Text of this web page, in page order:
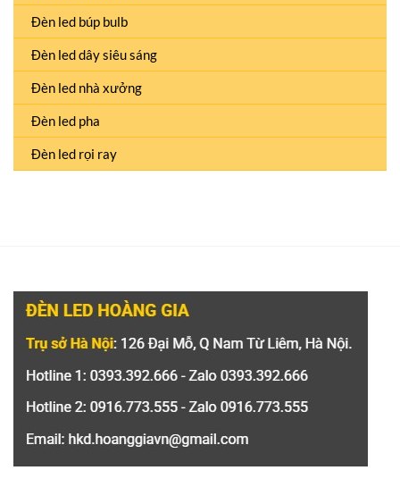
Đèn led búp bulb
Đèn led dây siêu sáng
Đèn led nhà xưởng
Đèn led pha
Đèn led rọi ray